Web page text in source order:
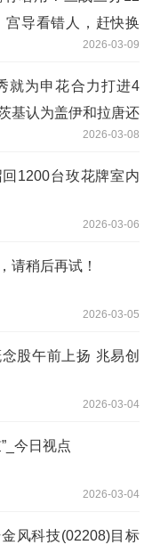
宫导看错人，赶快换
2026-03-09
就为申花合力打进4
基认为盖伊和拉唐还
2026-03-08
1200台玫花牌室内
2026-03-06
请稍后再试！
2026-03-05
股午前上扬 兆易创
2026-03-04
今日视点
2026-03-04
风科技(02208)目标